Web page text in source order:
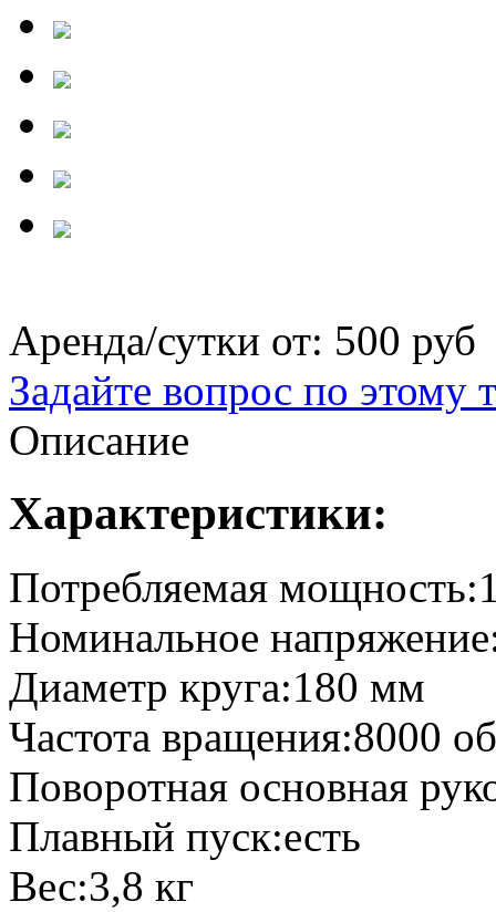
Аренда/сутки от: 500 руб
Задайте вопрос по этому
Описание
Характеристики:
Потребляемая
Номинальное
Диаметр круга:180 мм
Частота вращения:8000
Поворотная основная
Плавный пуск:есть
Вес:3,8 кг